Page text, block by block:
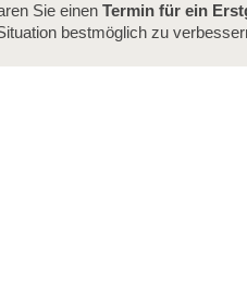
Sie einen Termin für ein
bestmöglich zu